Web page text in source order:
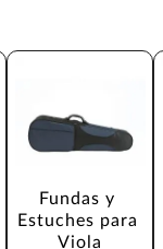
Fundas y
Estuches para
Viola